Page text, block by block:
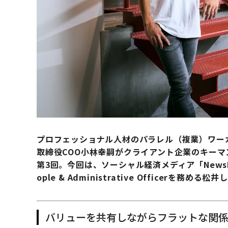
プロフェッショナル人材のパラレル（複業）ワ
取締役COO小林幸嗣がクライアント企業のキー
第3回。今回は、ソーシャル経済メディア「
ople & Administrative Officerを務める松井し
バリューを共有しながらフラットな関